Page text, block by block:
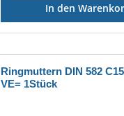
In den
Ringmuttern DIN 582
VE= 1Stück